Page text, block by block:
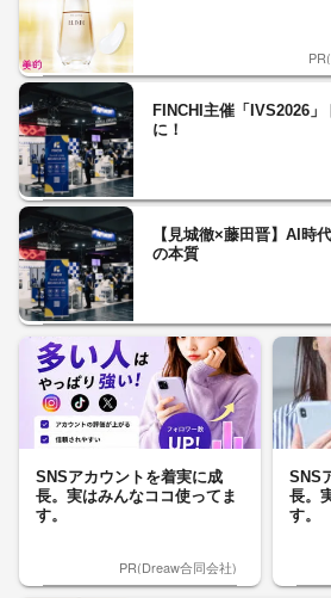
FINCHI主催「IVS2026
に！
【見城徹×藤田晋】AI時
の本質
SNSアカウントを着実に成
長。実はみんなココ使ってま
す。
PR(Dreaw合同会社)
SNS
長。
す。